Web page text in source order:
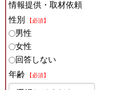
情報提供・取材依頼
性別
【必須】
男性
女性
回答しない
年齢
【必須】